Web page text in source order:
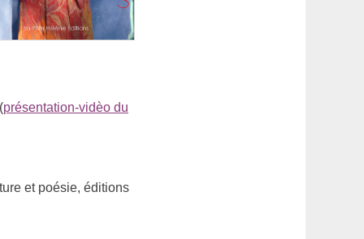
présentation-vidèo du
et poésie, éditions